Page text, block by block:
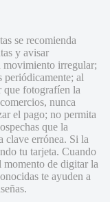
se recomienda
y avisar
movimiento irregular;
periódicamente; al
que fotografíen la
nunca
el pago; no permita
que la
clave errónea. Si la
tu tarjeta. Cuando
momento de digitar la
te ayuden a